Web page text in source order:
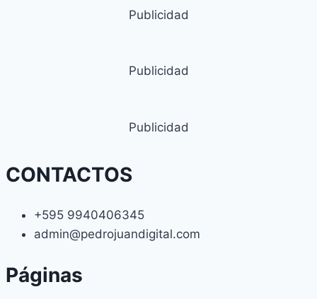
Publicidad
Publicidad
Publicidad
CONTACTOS
+595 9940406345
admin@pedrojuandigital.com
Páginas